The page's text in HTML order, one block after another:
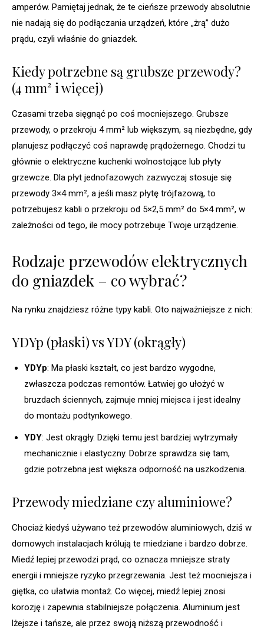
amperów. Pamiętaj jednak, że te cieńsze przewody absolutnie
nie nadają się do podłączania urządzeń, które „żrą” dużo
prądu, czyli właśnie do gniazdek.
Kiedy potrzebne są grubsze przewody?
(4 mm² i więcej)
Czasami trzeba sięgnąć po coś mocniejszego. Grubsze
przewody, o przekroju 4 mm² lub większym, są niezbędne, gdy
planujesz podłączyć coś naprawdę prądożernego. Chodzi tu
głównie o elektryczne kuchenki wolnostojące lub płyty
grzewcze. Dla płyt jednofazowych zazwyczaj stosuje się
przewody 3×4 mm², a jeśli masz płytę trójfazową, to
potrzebujesz kabli o przekroju od 5×2,5 mm² do 5×4 mm², w
zależności od tego, ile mocy potrzebuje Twoje urządzenie.
Rodzaje przewodów elektrycznych
do gniazdek – co wybrać?
Na rynku znajdziesz różne typy kabli. Oto najważniejsze z nich:
YDYp (płaski) vs YDY (okrągły)
YDYp: Ma płaski kształt, co jest bardzo wygodne,
zwłaszcza podczas remontów. Łatwiej go ułożyć w
bruzdach ściennych, zajmuje mniej miejsca i jest idealny
do montażu podtynkowego.
YDY: Jest okrągły. Dzięki temu jest bardziej wytrzymały
mechanicznie i elastyczny. Dobrze sprawdza się tam,
gdzie potrzebna jest większa odporność na uszkodzenia.
Przewody miedziane czy aluminiowe?
Chociaż kiedyś używano też przewodów aluminiowych, dziś w
domowych instalacjach królują te miedziane i bardzo dobrze.
Miedź lepiej przewodzi prąd, co oznacza mniejsze straty
energii i mniejsze ryzyko przegrzewania. Jest też mocniejsza i
giętka, co ułatwia montaż. Co więcej, miedź lepiej znosi
korozję i zapewnia stabilniejsze połączenia. Aluminium jest
lżejsze i tańsze, ale przez swoją niższą przewodność i